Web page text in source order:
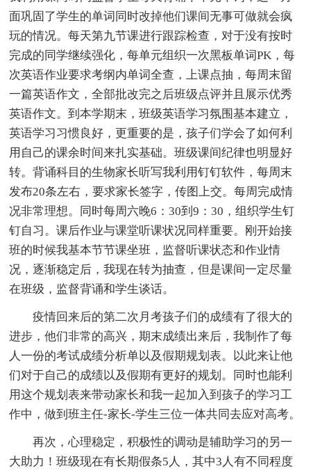
面巩固了学生的单词同时改掉他们课间无事可做就会疯
玩的情况。每天第九节课进行跟踪检查，对于没有按时
完成的同学继续强化，每单元组织一次黑板单词PK，每
次英语作业要求考纲内单词全查，上课点抽，每周末留
一篇英语作文，全部批改完之后班级点评并且展示优秀
英语作文。到本学期末，班级英语学习氛围基本建立，
英语学习习惯良好，更重要的是，孩子们学会了如何利
用自己的课余时间来扎实基础。班级课间纪律也明显好
转。背诵科目的生物家长听写我利用钉钉软件，每周末
发布20条左右，要求家长签字，传图上交。每周完成情
况非常理想。同时每周六晚6：30到9：30，组织学生钉
钉自习。课后作业与课堂听课状况同样重要。刚开始接
班的时候我基本节节课坐班，监督听课状态和作业情
况，逐渐稳定后，我现在转为抽查，但是课间一定尽量
在班级，监督背诵和学生谈话。
疫情回来后的第二次月考孩子们的成绩有了很大的
进步，他们非常的高兴，期末成绩出来后，我制作了每
人一份的考试成绩分析单以及假期规划表。以此来让他
们对于自己的成绩以及假期有更好的规划。同时也能利
用这个规划表来带动家长和我一起加入到孩子的学习工
作中，做到班主任-家长-学生三位一体共同去应对高考。
再次，心理稳定，积极性的调动是辅助学习的另一
大助力！班级现在有长期假条5人，其中3人有不同程度